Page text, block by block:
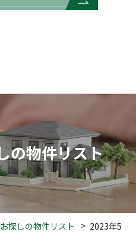
の物件リスト
探しの物件リスト
2023年5